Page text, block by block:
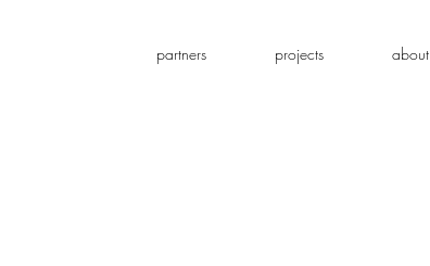
partners projects about